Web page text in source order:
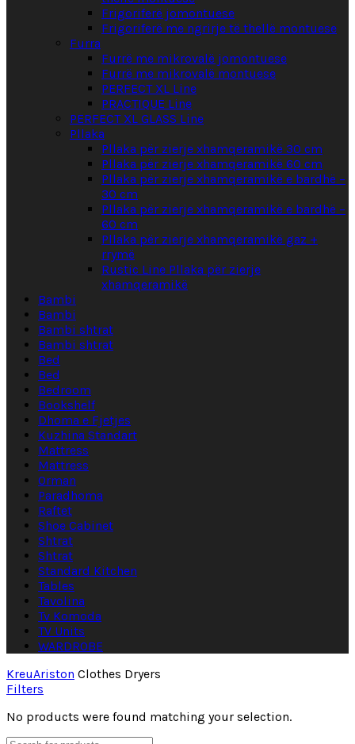
Frigoriferë jomontuese
Frigoriferë me ngrirje të thellë montuese
Furra
Furrë me mikrovalë jomontuese
Furrë me mikrovalë montuese
PERFECT XL Line
PRACTIQUE Line
PERFECT XL GLASS Line
Pllaka
Pllaka për zierje xhamqeramikë 30 cm
Pllaka për zierje xhamqeramikë 60 cm
Pllaka për zierje xhamqeramikë e bardhë –
30 cm
Pllaka për zierje xhamqeramikë e bardhë –
60 cm
Pllaka për zierje xhamqeramikë gaz +
rrymë
Rustic Line Pllaka për zierje
xhamqeramikë
Bambi
Bambi
Bambi shtrat
Bambi shtrat
Bed
Bed
Bedroom
Bookshelf
Dhoma e Fjetjes
Kuzhina Standart
Mattress
Mattress
Orman
Paradhoma
Raftet
Shoe Cabinet
Shtrat
Shtrat
Standard Kitchen
Tables
Tavolina
Tv Komoda
TV Units
WARDROBE
KreuAriston Clothes Dryers
Filters
No products were found matching your selection.